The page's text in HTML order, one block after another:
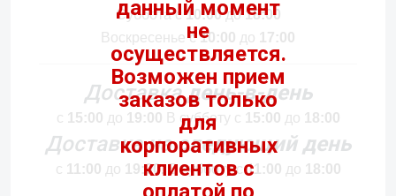
Суббота c10:00до18:00
Воскресенье c10:00 до 17:00
Доставкадень-в-день
с 15:00 до 19:00 В субботу с 15:00 до 18:00
Доставкана следующий день
с 11:00 до 19:00.В субботу с11:00 до 18:00